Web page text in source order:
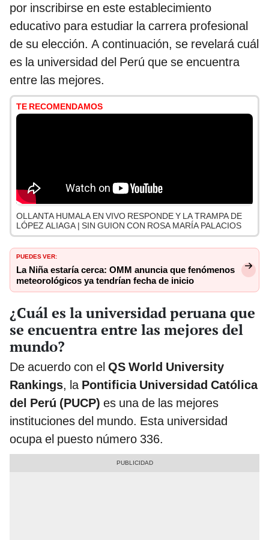
por inscribirse en este establecimiento
educativo para estudiar la carrera profesional
de su elección. A continuación, se revelará cuál
es la universidad del Perú que se encuentra
entre las mejores.
TE RECOMENDAMOS
OLLANTA HUMALA EN VIVO RESPONDE Y LA TRAMPA DE
LÓPEZ ALIAGA | SIN GUION CON ROSA MARÍA PALACIOS
PUEDES VER:
La Niña estaría cerca: OMM anuncia que fenómenos
meteorológicos ya tendrían fecha de inicio
¿Cuál es la universidad peruana que
se encuentra entre las mejores del
mundo?
De acuerdo con el QS World University
Rankings, laPontificia Universidad Católica
del Perú (PUCP) es una de las mejores
instituciones del mundo. Esta universidad
ocupa el puesto número 336.